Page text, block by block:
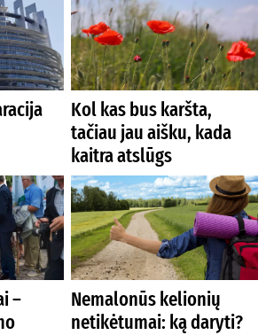
Kol kas bus karšta,
tačiau jau aišku, kada
kaitra atslūgs
–
Nemalonūs kelionių
netikėtumai: ką daryti?